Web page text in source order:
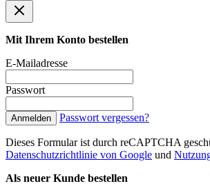
Mit Ihrem Konto bestellen
E-Mailadresse
Passwort
Anmelden Passwort vergessen?
Dieses Formular ist durch reCAPTCHA
Datenschutzrichtlinie von Google und
Als neuer Kunde bestellen